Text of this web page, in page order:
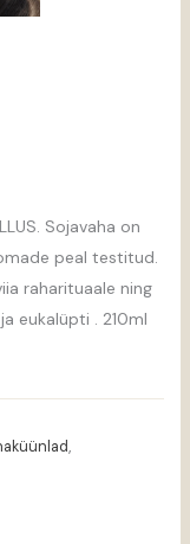
Sojavaha on
peal testitud.
raharituaale ning
eukalüpti . 210ml
,